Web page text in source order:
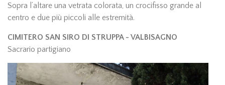
Sopra l’altare una vetrata colorata, un crocifisso grande al
centro e due più piccoli alle estremità.
CIMITERO SAN SIRO DI STRUPPA - VALBISAGNO
Sacrario partigiano